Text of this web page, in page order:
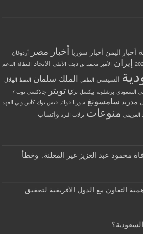
أخبار اليمن أخبار سوريا أخبار مصر
أردوغان
إيران الأمير محمد بن نايف الأهلي الاتحاد البطالة الدعم
السيسي الطفل الملك سلمان النفط الهلال
السعودي برشلونة بيكسل تركيا تويتر
جالاكسي نوت 7
مدريد سامسونغ سوريا فوائد فيس بوك كأس ولي العهد
العريفي منوعات نزلات البرد واتساب
محمود عبد العزيز غير المعلنة.. وخطأ
التعاون مع الدول الأفريقية لتحقيق